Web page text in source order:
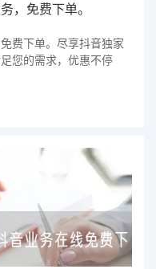
，免费下单。
费下单。尽享抖音独家
您的需求，优惠不停